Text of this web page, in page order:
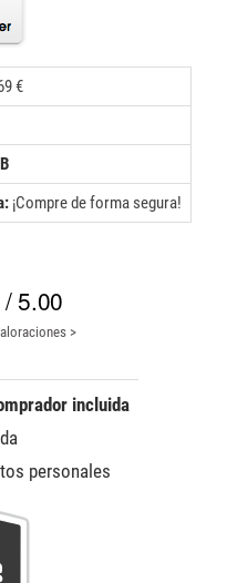
€
¡Compre de forma segura!
/ 5.00
>
incluida
personales